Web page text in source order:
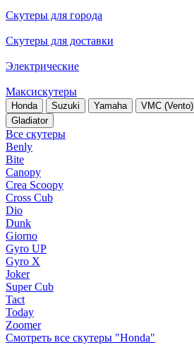
Скутеры для города
Скутеры для доставки
Электрические
Максискутеры
Honda Suzuki Yamaha VMC (Vento)
Gladiator
Все скутеры
Benly
Bite
Canopy
Crea Scoopy
Cross Cub
Dio
Dunk
Giorno
Gyro UP
Gyro X
Joker
Super Cub
Tact
Today
Zoomer
Смотреть все скутеры "Honda"